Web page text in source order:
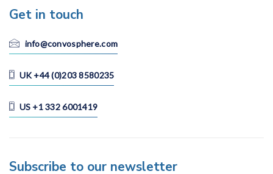
Get in touch
info@convosphere.com
UK +44 (0)203 8580235
US +1 332 6001419
Subscribe to our newsletter